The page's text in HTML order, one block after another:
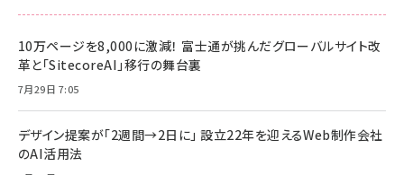
10万ページを8,000に激減！ 富士通が挑んだグローバルサイト改
革と「SitecoreAI」移行の舞台裏
7月29日 7:05
デザイン提案が「2週間→2日に」 設立22年を迎えるWeb制作会社
のAI活用法